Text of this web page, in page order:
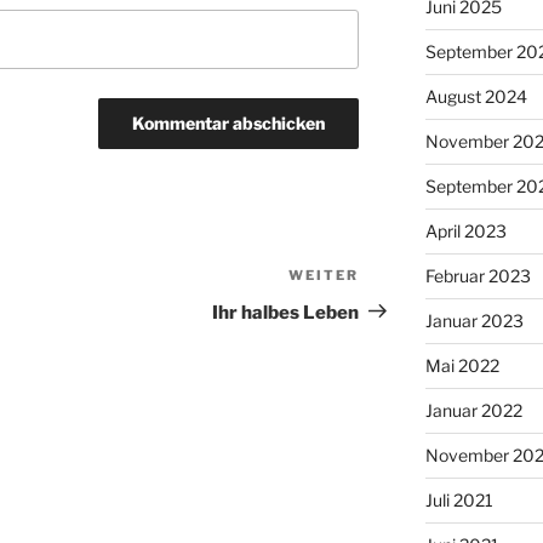
Nächster
Beitrag
WEITER
Ihr halbes Leben
Juni 2025
September
August 2024
November
September
April 2023
Februar 2023
Januar 2023
Mai 2022
Januar 2022
November
Juli 2021